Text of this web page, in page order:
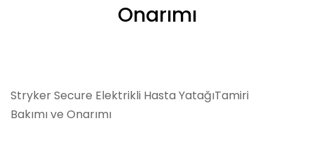
Onarımı
Stryker Secure Elektrikli Hasta YatağıTamiri
Bakımı ve Onarımı